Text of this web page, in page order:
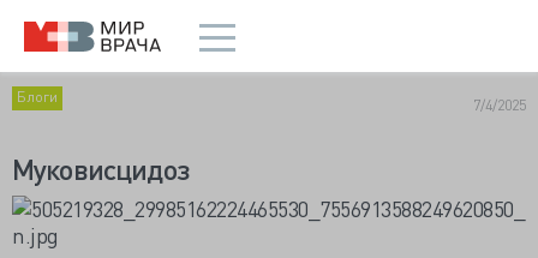
Блоги 7/4/2025
Муковисцидоз